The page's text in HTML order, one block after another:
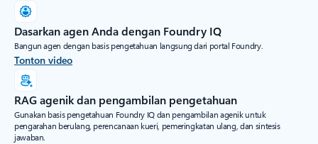
Dasarkan agen Anda dengan Foundry IQ
Bangun agen dengan basis pengetahuan langsung dari portal Foundry.
Tonton video
RAG agenik dan pengambilan pengetahuan
Gunakan basis pengetahuan Foundry IQ dan pengambilan agenik untuk
pengarahan berulang, perencanaan kueri, pemeringkatan ulang, dan sintesis
jawaban.